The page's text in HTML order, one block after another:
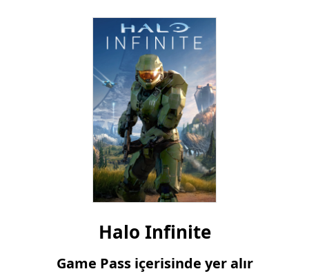
Halo Infinite
Game Pass içerisinde yer alır